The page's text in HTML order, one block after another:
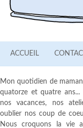
ACCUEIL
Mon quotidien de
quatorze et quatre
nos vacances, nos
oublier nos coup de
Nous croquons la vie